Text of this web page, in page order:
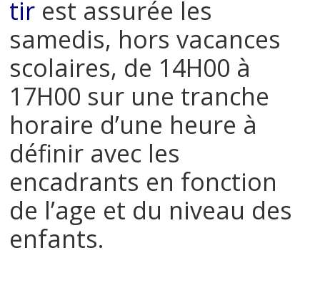
tir est assurée les
samedis, hors vacances
scolaires, de 14H00 à
17H00 sur une tranche
horaire d’une heure à
définir avec les
encadrants en fonction
de l’age et du niveau des
enfants.